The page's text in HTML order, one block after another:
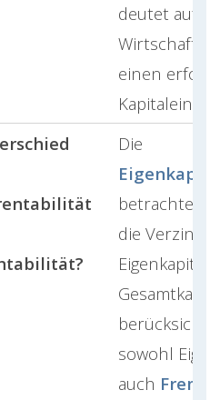
deutet auf
einen
Die
betrachtet
die
sowohl
auch